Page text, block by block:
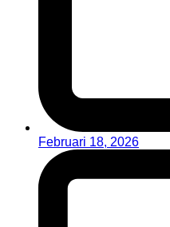
Februari 18, 2026